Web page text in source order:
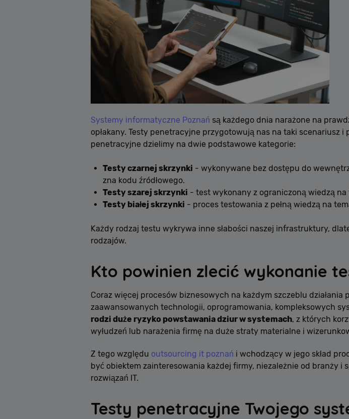
Systemy informatyczne Poznań są każdego dnia narażone na
opłakany. Testy penetracyjne przygotowują nas na taki scenariusz
penetracyjne dzielimy na dwie podstawowe kategorie:
Testy czarnej skrzynki - wykonywane bez dostępu do
zna kodu źródłowego.
Testy szarej skrzynki - test wykonany z ograniczoną wiedzą
Testy białej skrzynki - proces testowania z pełną wiedzą na
Każdy rodzaj testu wykrywa inne słabości naszej infrastruktury,
rodzajów.
Kto powinien zlecić wykonanie
Coraz więcej procesów biznesowych na każdym szczeblu
zaawansowanych technologii, oprogramowania, kompleksowych
rodzi duże ryzyko powstawania dziur w systemach, z których
wyłudzeń lub narażenia firmę na duże straty materialne i
Z tego względu outsourcing it poznań i wchodzący w jego skład
być obiektem zainteresowania każdej firmy, niezależnie od branży i
rozwiązań IT.
Testy penetracyjne Twojego